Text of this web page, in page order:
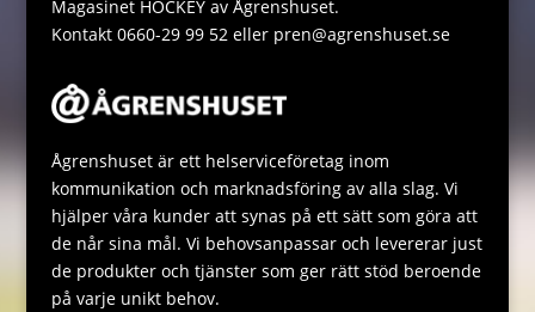
Magasinet HOCKEY av Ågrenshuset.
Kontakt 0660-29 99 52 eller pren@agrenshuset.se
Ågrenshuset är ett helserviceföretag inom
kommunikation och marknadsföring av alla slag. Vi
hjälper våra kunder att synas på ett sätt som göra att
de når sina mål. Vi behovsanpassar och levererar just
de produkter och tjänster som ger rätt stöd beroende
på varje unikt behov.